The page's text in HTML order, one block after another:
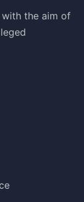
the aim of